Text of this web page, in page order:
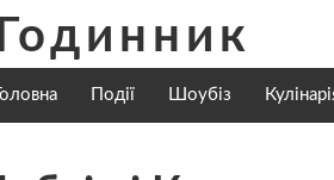
Годинник
Головна Події Шоубіз